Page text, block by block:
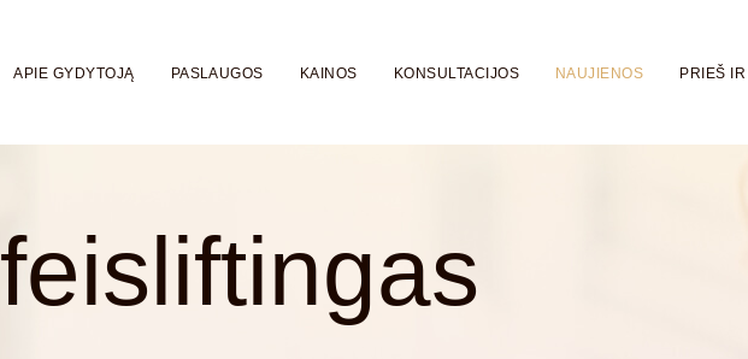
APIE GYDYTOJĄ PASLAUGOS KAINOS KONSULTACIJOS NAUJIENOS PRIEŠ
feisliftingas